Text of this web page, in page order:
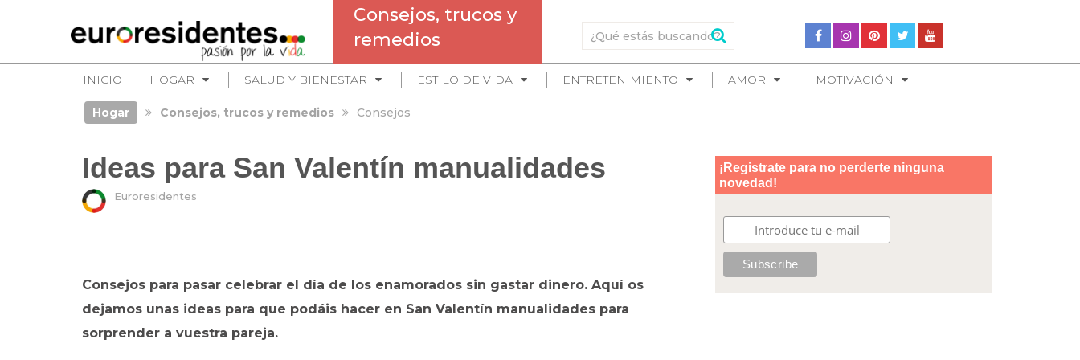
Consejos, trucos y
remedios
INICIO HOGAR SALUD Y BIENESTAR ESTILO DE VIDA ENTRETENIMIENTO AMOR MOTIVACIÓN
Hogar Consejos, trucos y remedios Consejos
Ideas para San Valentín manualidades
Euroresidentes
Consejos para pasar celebrar el día de los enamorados sin gastar dinero. Aquí os
dejamos unas ideas para que podáis hacer en San Valentín manualidades para
sorprender a vuestra pareja.